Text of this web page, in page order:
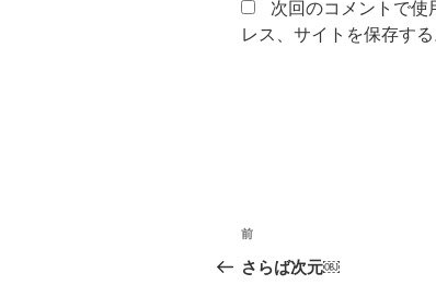
次回のコメントで使
レス、サイトを保存する
投
稿
前
の
前
さらば次元￼